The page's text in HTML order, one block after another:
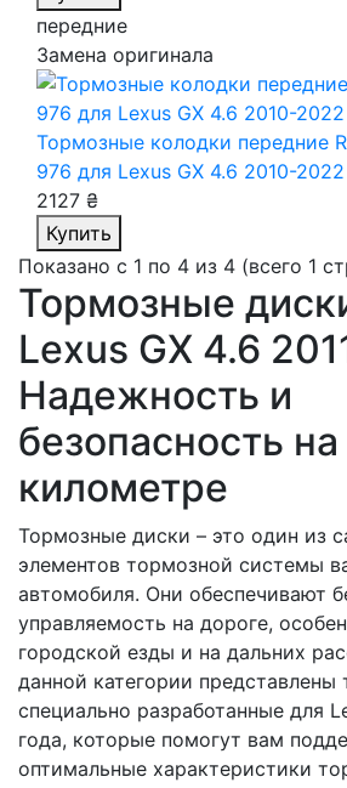
передние
Замена оригинала
Тормозные колодки передние
976 для Lexus GX 4.6 2010-2022
2127 ₴
Купить
Показано с 1 по 4 из 4 (всего 1
Тормозные
Lexus GX 4.6
Надежность и
безопасность
километре
Тормозные диски – это один из
элементов тормозной системы
автомобиля. Они обеспечивают
управляемость на дороге,
городской езды и на дальних
данной категории
специально разработанные для
года, которые помогут вам
оптимальные характеристики